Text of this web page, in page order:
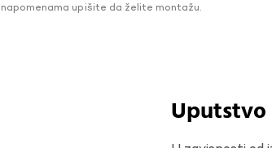
napomenama upišite da želite montažu.